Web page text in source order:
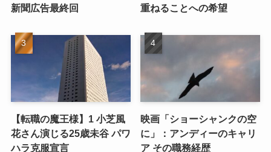
新聞広告最終回
重ねることへの希望
【転職の魔王様】1 小芝風
花さん演じる25歳未谷 パワ
ハラ克服宣言
映画「ショーシャンクの空
に」：アンディーのキャリ
ア その職務経歴